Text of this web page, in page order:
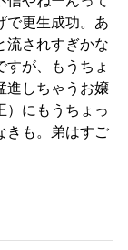
で更生成功。あ
流されすぎかな
すが、もうちょ
進しちゃうお嬢
）にもうちょっ
きも。弟はすご